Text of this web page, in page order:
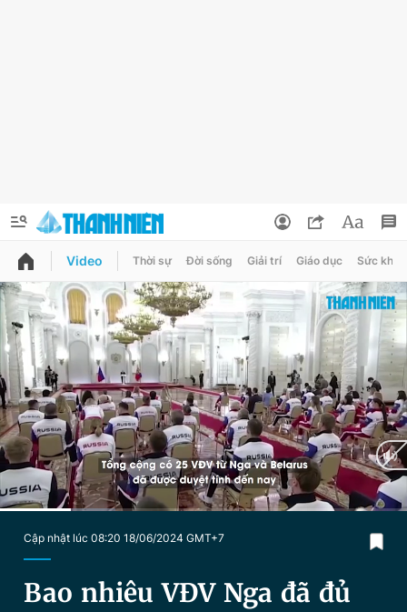
QUẢNG CÁO
Chuyên mục
Chuyên mục khác
Chào ngày mới Tin 24h
Video Magazine
Thông tin tài khoản
Đổi mật khẩu
Tin đã lưu
Tin đã xem
Đăng xuất
Video Thời sự Đời sống Giải trí Giáo dục Sức khỏe
Cập nhật lúc 08:20 18/06/2024 GMT+7
Bao nhiêu VĐV Nga đã đủ